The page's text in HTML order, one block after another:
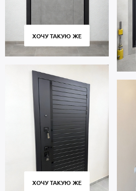
ХОЧУ ТАКУЮ ЖЕ
ХОЧУ ТАКУЮ ЖЕ